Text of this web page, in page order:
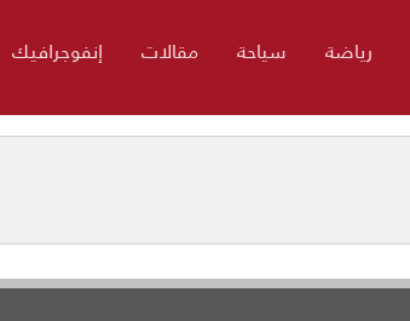
رياضة سياحة مقالات إنفوجرافيك